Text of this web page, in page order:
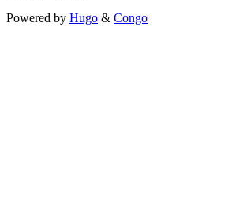
Powered by Hugo & Congo